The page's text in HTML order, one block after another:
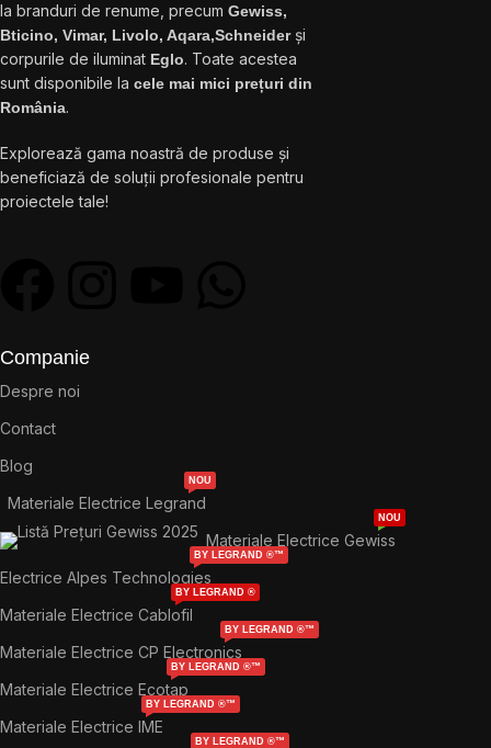
la branduri de renume, precum Gewiss,
Bticino, Vimar, Livolo, Aqara,Schneiderși
corpurile de iluminat Eglo. Toate acestea
sunt disponibile la cele mai mici prețuri din
România.
Explorează gama noastră de produse și
beneficiază de soluții profesionale pentru
proiectele tale!
Companie
Despre noi
Contact
Blog
Materiale Electrice Legrand
NOU
Materiale Electrice Gewiss
NOU
Electrice Alpes Technologies
BY LEGRAND ®™
Materiale Electrice Cablofil
BY LEGRAND ®
Materiale Electrice CP Electronics
BY LEGRAND ®™
Materiale Electrice Ecotap
BY LEGRAND ®™
Materiale Electrice IME
BY LEGRAND ®™
BY LEGRAND ®™